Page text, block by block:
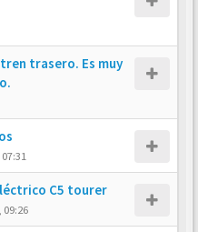
trasero. Es muy
C5 tourer
09:26